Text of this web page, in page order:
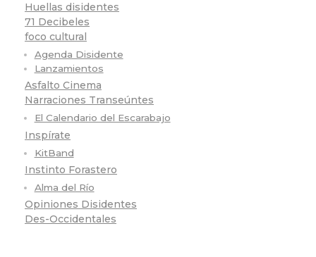
Huellas disidentes
71 Decibeles
foco cultural
Agenda Disidente
Lanzamientos
Asfalto Cinema
Narraciones Transeúntes
El Calendario del Escarabajo
Inspírate
KitBand
Instinto Forastero
Alma del Río
Opiniones Disidentes
Des-Occidentales